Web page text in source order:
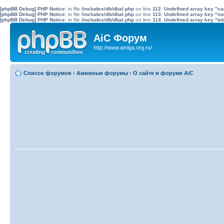
[phpBB Debug] PHP Notice: in file /includes/db/dbal.php on line 112: Undefined array key
[phpBB Debug] PHP Notice: in file /includes/db/dbal.php on line 113: Undefined array key
[phpBB Debug] PHP Notice: in file /includes/db/dbal.php on line 114: Undefined array key
AiC Форум
http://www.amiga.org.ru/
Список форумов ‹ Амижные форумы ‹ О сайте и форуме AiC